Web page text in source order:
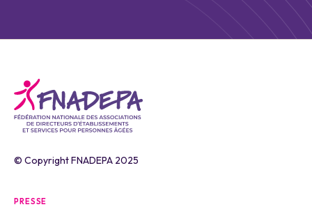
© Copyright FNADEPA 2025
PRESSE